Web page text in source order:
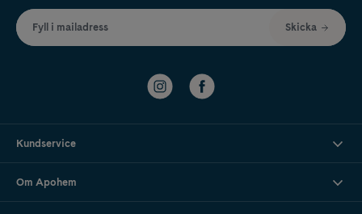
Fyll i mailadress Skicka
Kundservice
Om Apohem